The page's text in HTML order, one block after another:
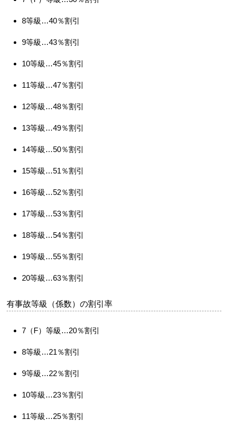
8等級…40％割引
9等級…43％割引
10等級…45％割引
11等級…47％割引
12等級…48％割引
13等級…49％割引
14等級…50％割引
15等級…51％割引
16等級…52％割引
17等級…53％割引
18等級…54％割引
19等級…55％割引
20等級…63％割引
有事故等級（係数）の割引率
7（F）等級…20％割引
8等級…21％割引
9等級…22％割引
10等級…23％割引
11等級…25％割引